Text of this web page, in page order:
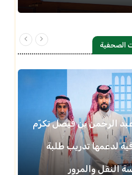
الصحفية
الرحمن بن فيصل تكرّم
لدعمها تدريب طلبة
النقل والمرور